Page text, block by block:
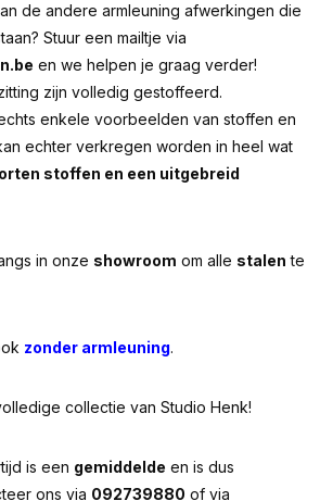
de andere armleuning afwerkingen die
Stuur een mailtje via
en we helpen je graag verder!
zijn volledig gestoffeerd.
enkele voorbeelden van stoffen en
echter verkregen worden in heel wat
stoffen en een uitgebreid
in onze showroom om alle stalen te
zonder armleuning.
collectie van Studio Henk!
is een gemiddelde en is dus
ons via 092739880 of via